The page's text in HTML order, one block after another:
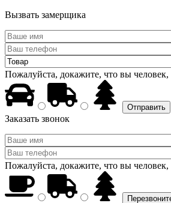
Вызвать замерщика
Пожалуйста, докажите, что вы человек,
Заказать звонок
Пожалуйста, докажите, что вы человек,